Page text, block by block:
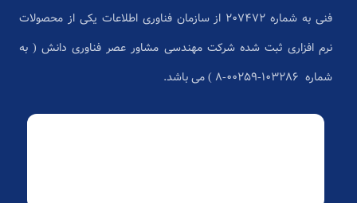
فنی به شماره 207472 از سازمان فناوری اطلاعات یکی از محصولات
نرم افزاری ثبت شده شرکت مهندسی مشاور عصر فناوری دانش ( به
شماره ۱۰۳۲۸۶-۰۰۲۵۹-۸ ) می باشد.